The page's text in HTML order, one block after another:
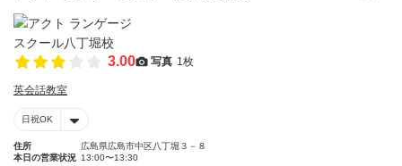
3.00 写真 1枚
英会話教室
日祝OK
住所
広島県広島市中区八丁堀３－８
本日の営業状況 13:00〜13:30